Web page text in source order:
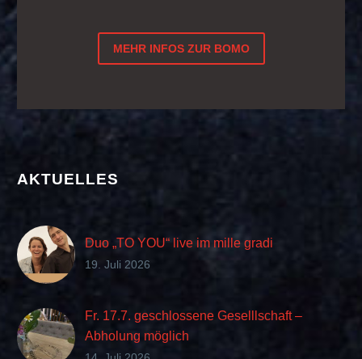
MEHR INFOS ZUR BOMO
AKTUELLES
Duo „TO YOU“ live im mille gradi
19. Juli 2026
Fr. 17.7. geschlossene Geselllschaft –
Abholung möglich